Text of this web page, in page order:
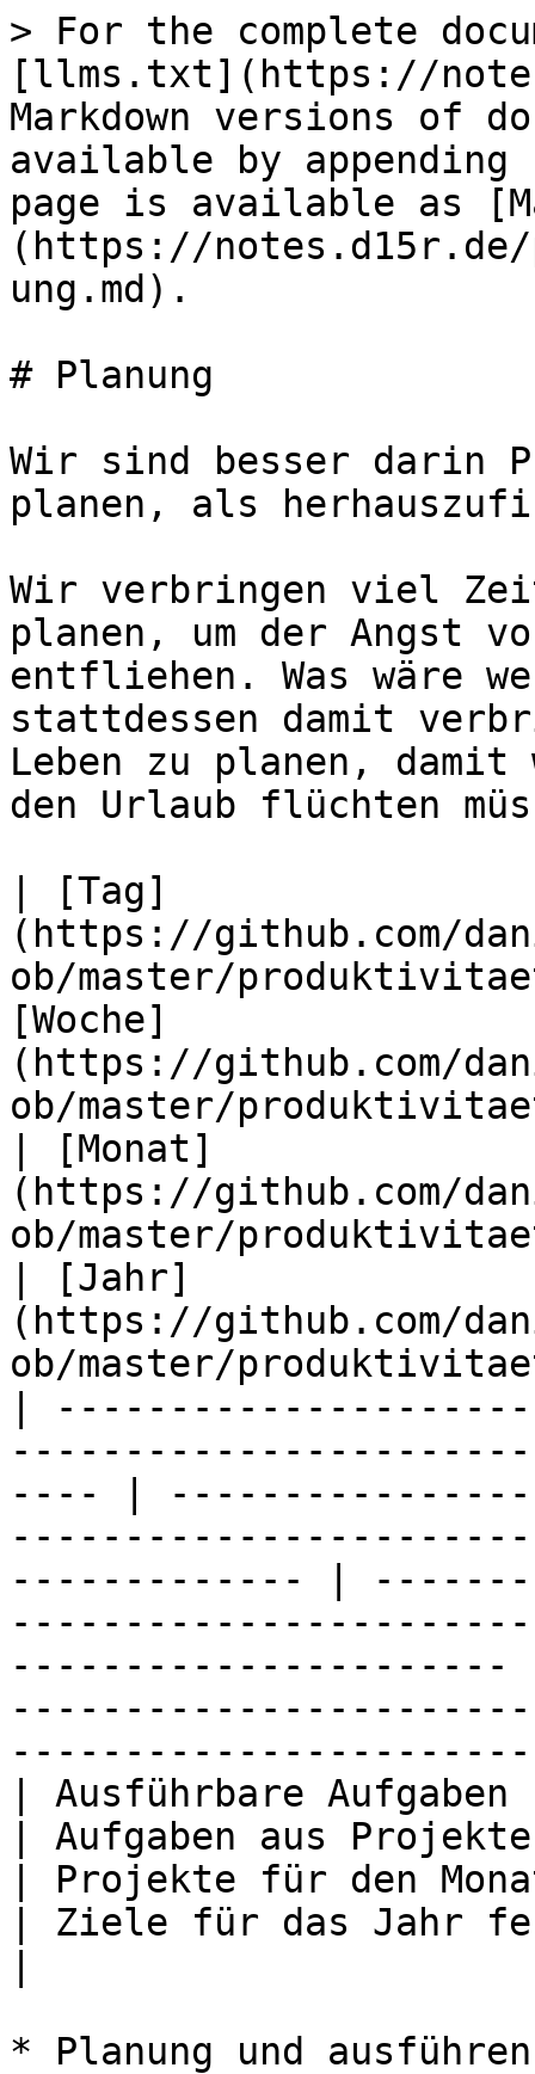
> For the complete
[llms.txt](https://
Markdown versions of
available by
page is available as
(https://
ung.md).
# Planung
Wir sind besser darin
planen, als
Wir verbringen viel
planen, um der Angst
entfliehen. Was wäre
stattdessen damit
Leben zu planen,
den Urlaub flüchten
| [Tag]
(https://github.com/
ob/master/
[Woche]
(https://github.com/
ob/master/produktivitaet/
| [Monat]
(https://github.com/
ob/master/
| [Jahr]
(https://github.com/
ob/master/
|
---- |
------------- |
| Ausführbare
| Aufgaben aus
| Projekte für den
| Ziele für das Jahr
* Planung und